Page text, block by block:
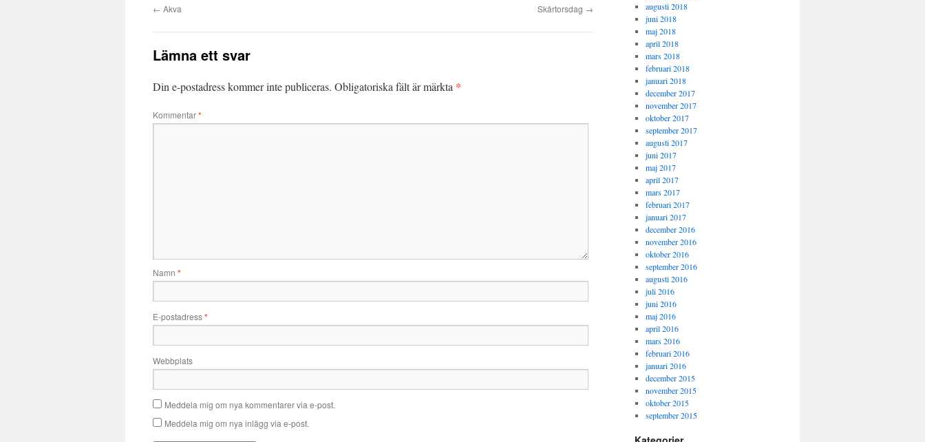
← Akva Skärtorsdag →
Lämna ett svar
Din e-postadress kommer inte publiceras. Obligatoriska fält är märkta *
Kommentar*
Namn *
E-postadress*
Webbplats
Meddela mig om nya kommentarer via e-post.
Meddela mig om nya inlägg via e-post.
augusti 2018
juni 2018
maj 2018
april 2018
mars 2018
februari 2018
januari 2018
december 2017
november 2017
oktober 2017
september 2017
augusti 2017
juni 2017
maj 2017
april 2017
mars 2017
februari 2017
januari 2017
december 2016
november 2016
oktober 2016
september 2016
augusti 2016
juli 2016
juni 2016
maj 2016
april 2016
mars 2016
februari 2016
januari 2016
december 2015
november 2015
oktober 2015
september 2015